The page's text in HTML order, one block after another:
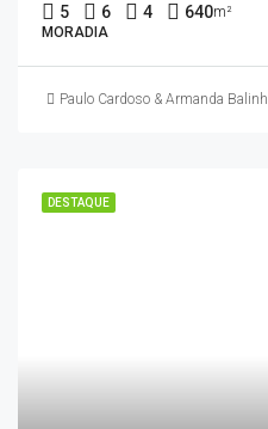
5 6 4 640m²
MORADIA
Paulo Cardoso & Armanda Balinha
DESTAQUE